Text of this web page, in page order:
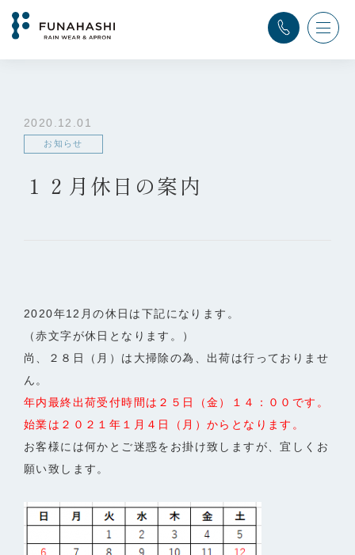
TOP
2020.12.01
お知らせ
１２月休日の案内
2020年12月の休日は下記になります。
（赤文字が休日となります。）
尚、２８日（月）は大掃除の為、出荷は行っておりませ
ん。
年内最終出荷受付時間は２５日（金）１４：００です。
始業は２０２１年１月４日（月）からとなります。
お客様には何かとご迷惑をお掛け致しますが、宜しくお
願い致します。